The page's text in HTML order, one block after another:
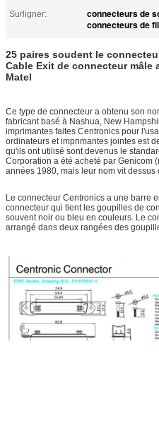
Surligner:
connecteurs de
connecteurs de
25 paires soudent le
Cable Exit de connecteur mâle
Matel
Ce type de connecteur a obtenu son
fabricant basé à Nashua, New
imprimantes faites Centronics pour
ordinateurs et imprimantes jointes est
qu'ils ont utilisé sont devenus le
Corporation a été acheté par Genicom
années 1980, mais leur nom vit dessus
Le connecteur Centronics a une barre
connecteur qui tient les goupilles de
souvent noir ou bleu en couleurs. Le
arrangé dans deux rangées des